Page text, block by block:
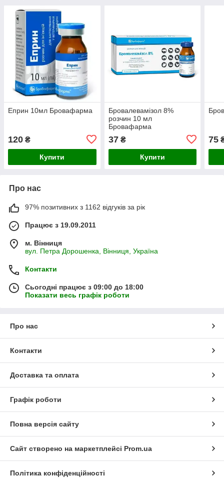
Еприн 10мл Бровафарма
120 ₴
Купити
Бровалевамізол 8%
розчин 10 мл
Бровафарма
37₴
Купити
75
Про нас
97% позитивних з 1162 відгуків за рік
Працює з 19.09.2011
м. Вінниця
вул. Петра Дорошенка, Вінниця, Україна
Контакти
Сьогодні працює з 09:00 до 18:00
Показати весь графік роботи
Про нас
Контакти
Доставка та оплата
Графік роботи
Повна версія сайту
Сайт створено на маркетплейсі Prom.ua
Політика конфіденційності